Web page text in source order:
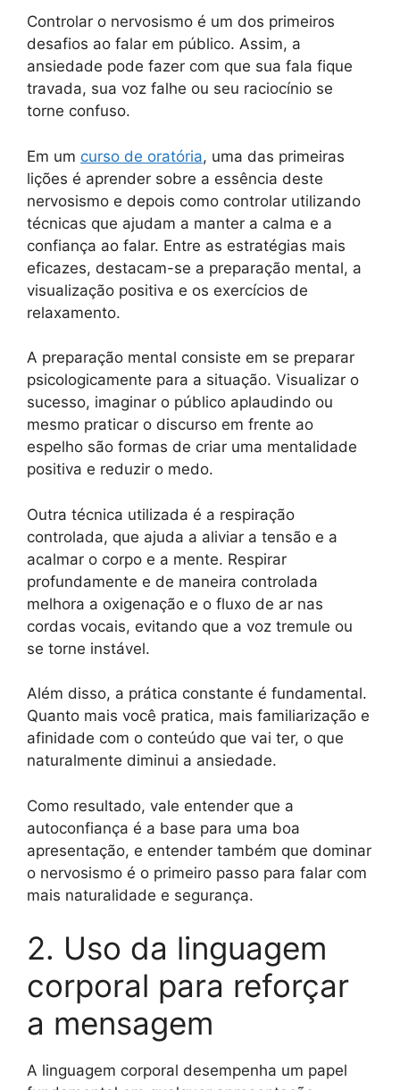
Controlar o nervosismo é um dos primeiros
desafios ao falar em público. Assim, a
ansiedade pode fazer com que sua fala fique
travada, sua voz falhe ou seu raciocínio se
torne confuso.
Em um curso de oratória, uma das primeiras
lições é aprender sobre a essência deste
nervosismo e depois como controlar utilizando
técnicas que ajudam a manter a calma e a
confiança ao falar. Entre as estratégias mais
eficazes, destacam-se a preparação mental, a
visualização positiva e os exercícios de
relaxamento.
A preparação mental consiste em se preparar
psicologicamente para a situação. Visualizar o
sucesso, imaginar o público aplaudindo ou
mesmo praticar o discurso em frente ao
espelho são formas de criar uma mentalidade
positiva e reduzir o medo.
Outra técnica utilizada é a respiração
controlada, que ajuda a aliviar a tensão e a
acalmar o corpo e a mente. Respirar
profundamente e de maneira controlada
melhora a oxigenação e o fluxo de ar nas
cordas vocais, evitando que a voz tremule ou
se torne instável.
Além disso, a prática constante é fundamental.
Quanto mais você pratica, mais familiarização e
afinidade com o conteúdo que vai ter, o que
naturalmente diminui a ansiedade.
Como resultado, vale entender que a
autoconfiança é a base para uma boa
apresentação, e entender também que dominar
o nervosismo é o primeiro passo para falar com
mais naturalidade e segurança.
2. Uso da linguagem
corporal para reforçar
a mensagem
A linguagem corporal desempenha um papel